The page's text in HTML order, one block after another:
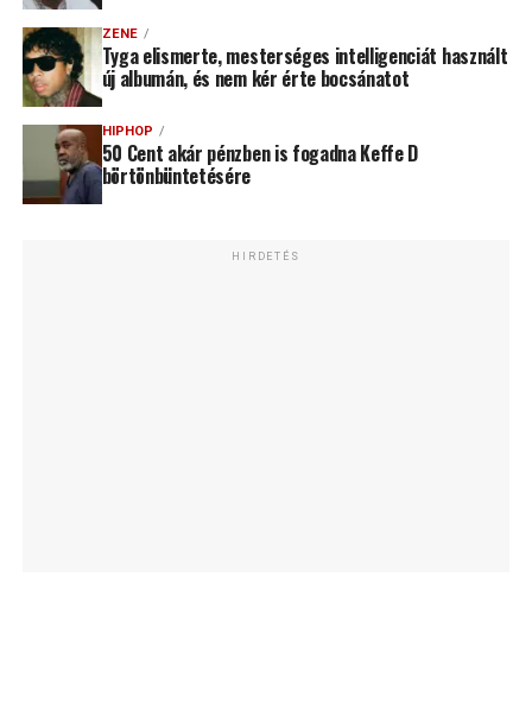
ZENE
Tyga elismerte, mesterséges intelligenciát használt
új albumán, és nem kér érte bocsánatot
HIPHOP
50 Cent akár pénzben is fogadna Keffe D
börtönbüntetésére
HIRDETÉS